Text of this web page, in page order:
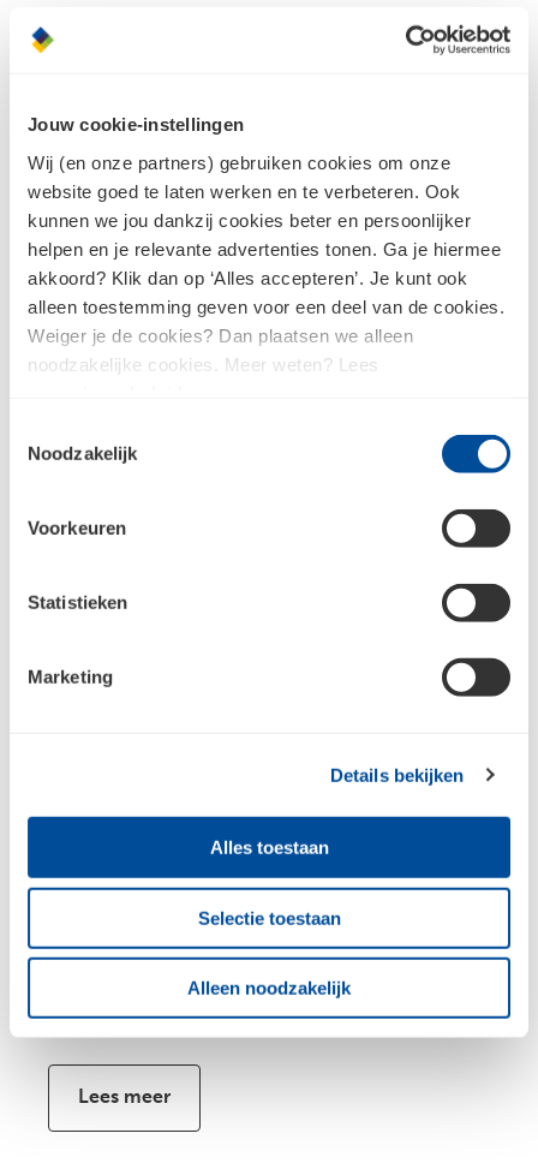
Jouw cookie-instellingen
Wij (en onze partners) gebruiken cookies om onze
website goed te laten werken en te verbeteren. Ook
kunnen we jou dankzij cookies beter en persoonlijker
helpen en je relevante advertenties tonen. Ga je hiermee
akkoord? Klik dan op ‘Alles accepteren’. Je kunt ook
alleen toestemming geven voor een deel van de cookies.
Weiger je de cookies? Dan plaatsen we alleen
noodzakelijke cookies. Meer weten? Lees
Noodzakelijk
Voorkeuren
Statistieken
Marketing
Details bekijken
Alles toestaan
Selectie toestaan
Alleen noodzakelijk
hoogste kwaliteit en eenvoudig verwerkbaar. Om
Bouwcenter-vestigingen in hoog tempo groeien.
Dankzij de recente uitbreiding van ons centrale
Veris Logistiek Centrum in Echt is het complete,
duurzame assortiment bovendien nóg breder en
efficiënter direct leverbaar. Zo zetten we samen de
volgende stap in de bouwtransitie!
Lees meer
De Bouwcenter Na-isolatiegids
Met onze Na-isolatiegids willen we jou voorzien
van de kennis en praktische tips om succesvolle
stappenplannen en een selectie van waardevolle
onze gids biedt de informatie en hulpmiddelen die
je nodig hebt om elk project tot een succes te
maken. De Na-isolatiegids bevat meer dan 300
pagina's! Bekijk hieronder alvast een impressie van
Lees meer